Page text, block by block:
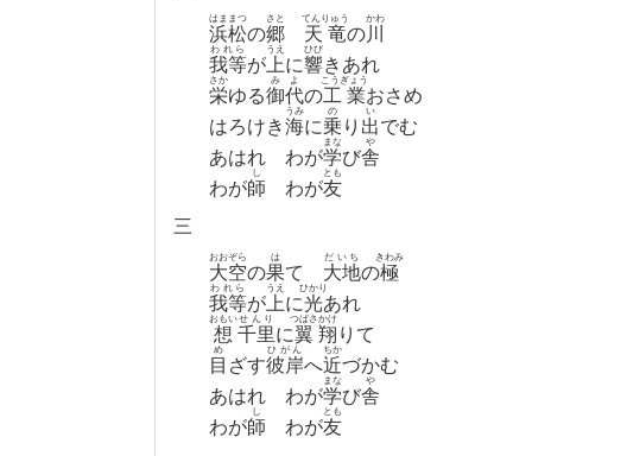
浜松
はままつ
の郷
さと
天竜
てんりゅう
の川
かわ
我等
われら
が 上
うえ
に響
ひび
きあれ
栄
さか
ゆる御代
みよ
の工業
こうぎょう
おさめ
はろけき海
うみ
に乗
の
り 出
い
でむ
あはれ わが学
まな
び舎
や
わが師
し
わが友
とも
三
大空
おおぞら
の果
は
て 大地
だいち
の極
きわみ
我等
われら
が 上
うえ
に光
ひかり
あれ
想
おもい
千里
せんり
に翼
つばさ
翔
かけ
りて
目
め
ざす彼岸
ひがん
へ近
ちか
づかむ
あはれ わが学
まな
び舎
や
わが師
し
わが友
とも